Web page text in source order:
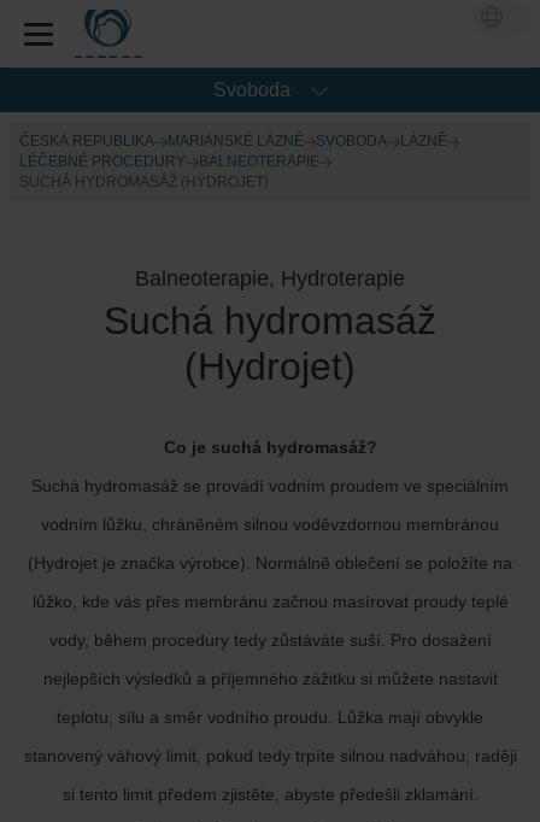
Svoboda
ČESKÁ REPUBLIKA MARIÁNSKÉ LÁZNĚ SVOBODA
LÁZNĚ
LÉČEBNÉ PROCEDURY
BALNEOTERAPIE
SUCHÁ HYDROMASÁŽ (HYDROJET)
Balneoterapie, Hydroterapie
Suchá hydromasáž
(Hydrojet)
Co je suchá hydromasáž?
Suchá hydromasáž se provádí vodním proudem ve speciálním
vodním lůžku, chráněném silnou voděvzdornou membránou
(Hydrojet je značka výrobce). Normálně oblečení se položíte na
lůžko, kde vás přes membránu začnou masírovat proudy teplé
vody, během procedury tedy zůstáváte suší. Pro dosažení
nejlepších výsledků a příjemného zážitku si můžete nastavit
teplotu, sílu a směr vodního proudu. Lůžka mají obvykle
stanovený váhový limit, pokud tedy trpíte silnou nadváhou, raději
si tento limit předem zjistěte, abyste předešli zklamání.